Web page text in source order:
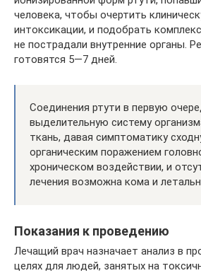
человека, чтобы очертить
интоксикации, и подобрать
не пострадали внутренние органы.
готовятся 5—7 дней.
Соединения ртути в первую
выделительную систему
ткань, давая симптоматику
органическим поражением
хроническом воздействии, и
лечения возможна кома и
Показания к проведению
Лечащий врач назначает анализ в
целях для людей, занятых на